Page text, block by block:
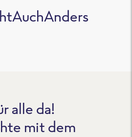
alle da!
mit dem